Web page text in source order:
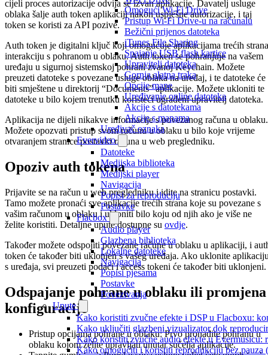
Omogući Wi-Fi Drive
Pristup Wi-Fi Drive-u na računalu
Bežični prijenos datoteka
iTunes File Sharing
Spajanje USB flash kartice
Upravitelj datoteka
Gornja alatna traka
Opcije mape
Uređivanje online datoteka
Akcije s datotekama
Akcije s mapama
Uređivač oznaka
Evervideo
Datoteke
Medijska biblioteka
Medijski player
Navigacija
Popisi za reproduciju
Postavke
Flacbox
Audio player
Glazbena biblioteka
Lokalne datoteke
Navigacija
Popisi pjesama
Postavke
Povezivanja
Upute
Kako koristiti zvučne efekte i DSP u Flacboxu:
Kako uključiti glazbeni vizualizator dok
Kako koristiti zvučne audio efekte u Evermusicu:
Kako omogućiti i koristiti reprodukciju bez pauza
cijeli proces autorizacije odvija se izvan aplikacije. Davatelj usluge
oblaka šalje auth token aplikaciji nakon uspješne autorizacije, i taj
token se koristi za API pozive.
Auth token je digitalni ključ koji omogućuje aplikacijama trećih strana
interakciju s pohranom u oblaku. Auth token se pohranjuje na vašem
uređaju u sigurnoj sistemskoj pohrani zvanoj Keychain. Možete
preuzeti datoteke s povezane usluge oblaka na uređaj, i te datoteke će
biti smještene u direktorij “Documents” aplikacije. Možete ukloniti te
datoteke u bilo kojem trenutku koristeći ugrađeni upravitelj datoteka.
Aplikacija ne dijeli nikakve informacije s povezanog računa u oblaku.
Možete opozvati pristup svom računu u oblaku u bilo koje vrijeme
otvaranjem stranice postavki računa u web pregledniku.
Opoziv auth tokena
Prijavite se na račun u web pregledniku i idite na stranicu postavki.
Tamo možete pronaći sve aplikacije trećih strana koje su povezane s
vašim računom u oblaku i ukloniti bilo koju od njih ako je više ne
želite koristiti. Detaljne upute dostupne su ovdje.
Također možete odspojiti povezane račune u oblaku u aplikaciji, i
token će također biti uklonjen s vašeg uređaja. Ako uklonite
s uređaja, svi preuzeti podaci i access tokeni će također biti uklonjeni.
Odspajanje pohrane u oblaku ili promjena
konfiguracije
Pristup opcijama pohrane u oblaku: Prvo pronađite pohranu u
oblaku kojom želite upravljati unutar sučelja aplikacije.